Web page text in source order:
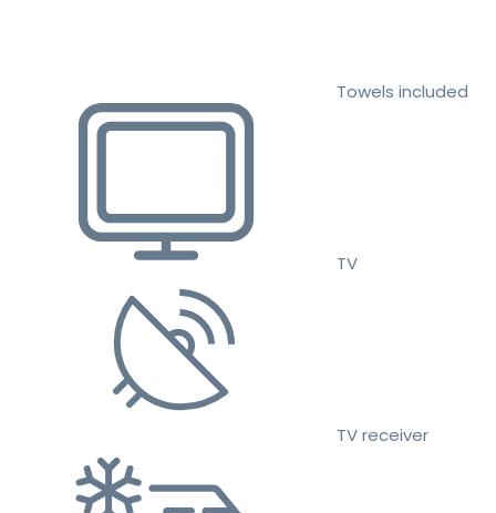
Towels included
TV
TV receiver